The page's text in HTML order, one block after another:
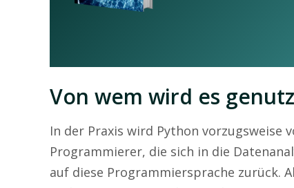
Von wem wird es
In der Praxis wird Python
Programmierer, die sich in die
auf diese Programmiersprache zurück.